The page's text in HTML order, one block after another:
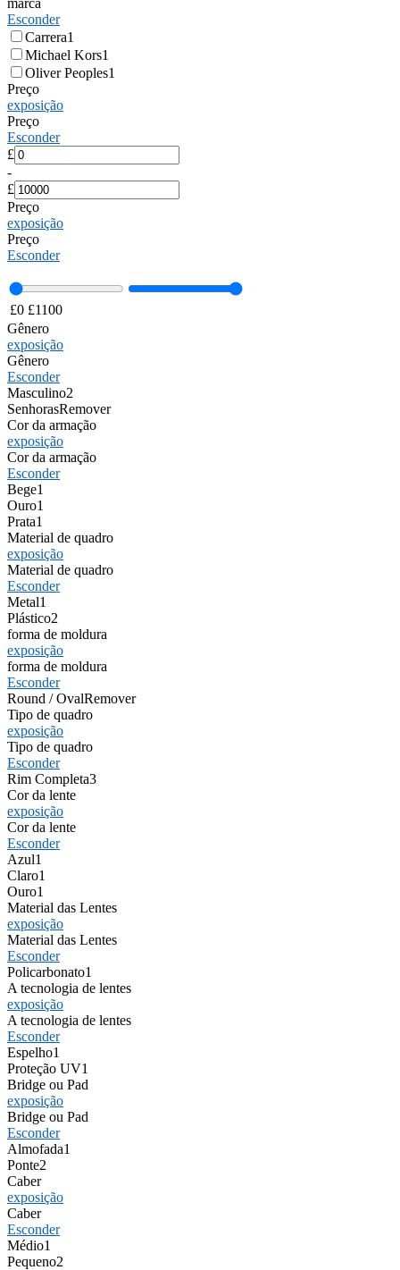
marca
Esconder
Carrera1
Michael Kors1
Oliver Peoples1
Preço
exposição
Preço
Esconder
£
-
£
Preço
exposição
Preço
Esconder
£0 £1100
Gênero
exposição
Gênero
Esconder
Masculino2
SenhorasRemover
Cor da armação
exposição
Cor da armação
Esconder
Bege1
Ouro1
Prata1
Material de quadro
exposição
Material de quadro
Esconder
Metal1
Plástico2
forma de moldura
exposição
forma de moldura
Esconder
Round / OvalRemover
Tipo de quadro
exposição
Tipo de quadro
Esconder
Rim Completa3
Cor da lente
exposição
Cor da lente
Esconder
Azul1
Claro1
Ouro1
Material das Lentes
exposição
Material das Lentes
Esconder
Policarbonato1
A tecnologia de lentes
exposição
A tecnologia de lentes
Esconder
Espelho1
Proteção UV1
Bridge ou Pad
exposição
Bridge ou Pad
Esconder
Almofada1
Ponte2
Caber
exposição
Caber
Esconder
Médio1
Pequeno2